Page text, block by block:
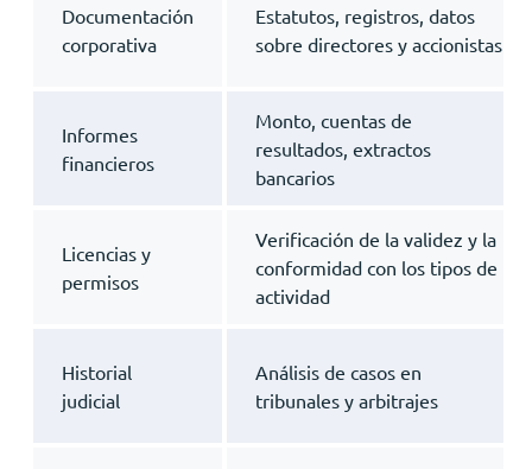
Documentación
corporativa
Estatutos, registros, datos
sobre directores y accionistas
Informes
financieros
Monto, cuentas de
resultados, extractos
bancarios
Licencias y
permisos
Verificación de la validez y la
conformidad con los tipos de
actividad
Historial
judicial
Análisis de casos en
tribunales y arbitrajes